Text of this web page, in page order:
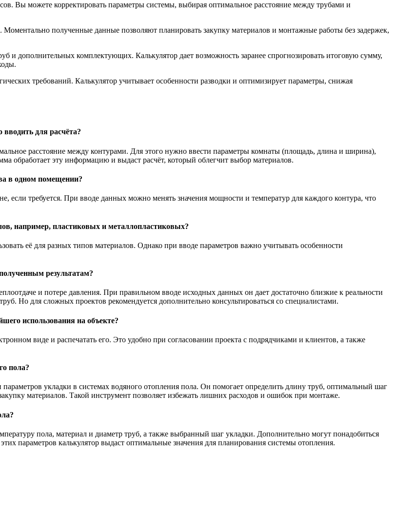
Вы можете корректировать параметры системы, выбирая оптимальное расстояние между трубами и
Моментально полученные данные позволяют планировать закупку материалов и монтажные работы без задержек,
и дополнительных комплектующих. Калькулятор дает возможность заранее спрогнозировать итоговую сумму,
требований. Калькулятор учитывает особенности разводки и оптимизирует параметры, снижая
для расчёта?
расстояние между контурами. Для этого нужно ввести параметры комнаты (площадь, длина и ширина),
обработает эту информацию и выдаст расчёт, который облегчит выбор материалов.
в одном помещении?
если требуется. При вводе данных можно менять значения мощности и температур для каждого контура, что
например, пластиковых и металлопластиковых?
её для разных типов материалов. Однако при вводе параметров важно учитывать особенности
результатам?
и потере давления. При правильном вводе исходных данных он дает достаточно близкие к реальности
Но для сложных проектов рекомендуется дополнительно консультироваться со специалистами.
использования на объекте?
виде и распечатать его. Это удобно при согласовании проекта с подрядчиками и клиентов, а также
пола?
укладки в системах водяного отопления пола. Он помогает определить длину труб, оптимальный шаг
материалов. Такой инструмент позволяет избежать лишних расходов и ошибок при монтаже.
пола, материал и диаметр труб, а также выбранный шаг укладки. Дополнительно могут понадобиться
параметров калькулятор выдаст оптимальные значения для планирования системы отопления.